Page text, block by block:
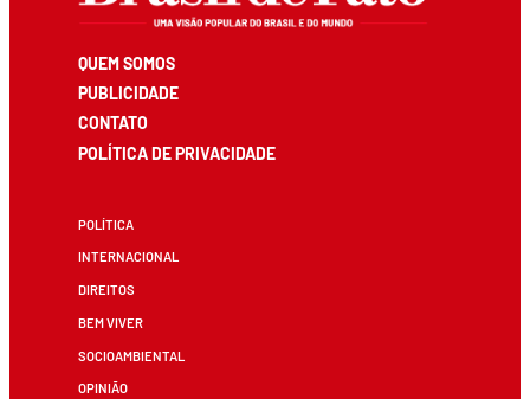
QUEM SOMOS
PUBLICIDADE
CONTATO
POLÍTICA DE PRIVACIDADE
POLÍTICA
INTERNACIONAL
DIREITOS
BEM VIVER
SOCIOAMBIENTAL
OPINIÃO